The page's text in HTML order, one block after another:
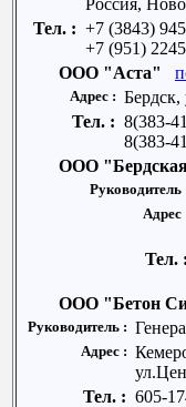
Россия,
Тел. : +7 (3843)
+7 (951)
ООО "Аста"
Адрес : Бердск,
Тел. : 8(383-
8(383-
ООО
Тел.
ООО "Бетон
Руководитель :
Адрес :
Тел. : 605-